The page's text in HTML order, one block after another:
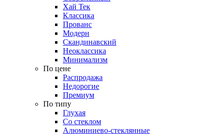
Хай Тек
Классика
Прованс
Модерн
Скандинавский
Неоклассика
Минимализм
По цене
Распродажа
Недорогие
Премиум
По типу
Глухая
Со стеклом
Алюминиево-стеклянные